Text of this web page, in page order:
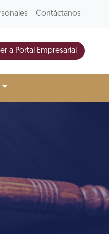
Contáctanos
a Portal Empresarial